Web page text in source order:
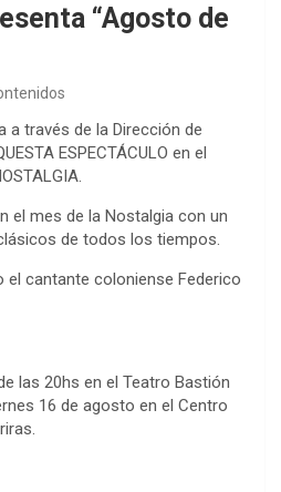
“Agosto de
a través de la Dirección de
ESPECTÁCULO en el
el mes de la Nostalgia con un
de todos los tiempos.
el cantante coloniense Federico
las 20hs en el Teatro Bastión
16 de agosto en el Centro